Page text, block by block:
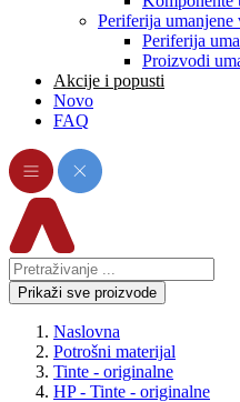
Periferija umanjene
Periferija
Proizvodi
Akcije i popusti
Novo
FAQ
Prikaži sve proizvode
Naslovna
Potrošni materijal
Tinte - originalne
HP - Tinte - originalne